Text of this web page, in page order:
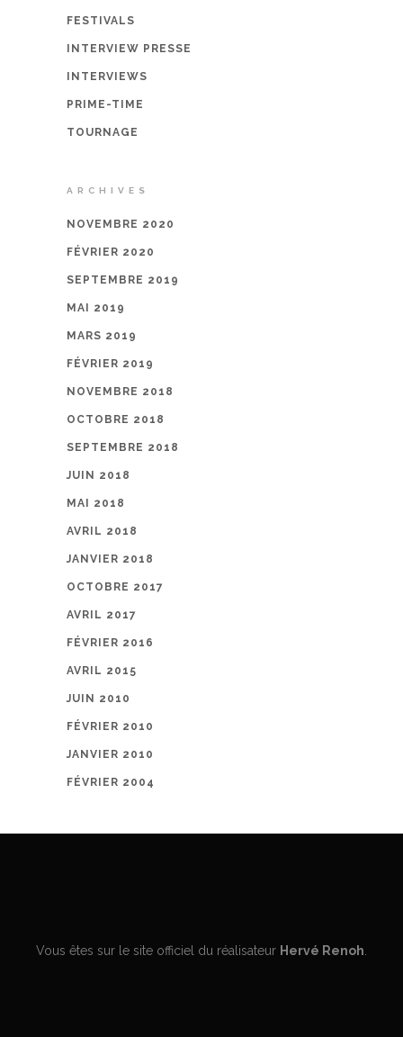
FESTIVALS
INTERVIEW PRESSE
INTERVIEWS
PRIME-TIME
TOURNAGE
ARCHIVES
NOVEMBRE 2020
FÉVRIER 2020
SEPTEMBRE 2019
MAI 2019
MARS 2019
FÉVRIER 2019
NOVEMBRE 2018
OCTOBRE 2018
SEPTEMBRE 2018
JUIN 2018
MAI 2018
AVRIL 2018
JANVIER 2018
OCTOBRE 2017
AVRIL 2017
FÉVRIER 2016
AVRIL 2015
JUIN 2010
FÉVRIER 2010
JANVIER 2010
FÉVRIER 2004
Vous êtes sur le site officiel du réalisateur Hervé Renoh